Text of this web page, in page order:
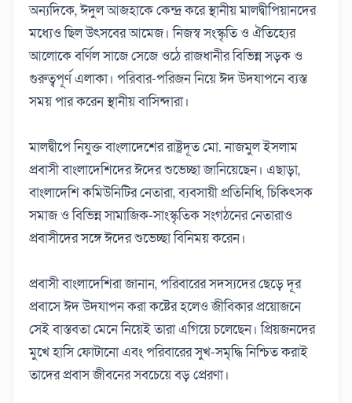
অন্যদিকে, ঈদুল আজহাকে কেন্দ্র করে স্থানীয় মালদ্বীপিয়ানদের
মধ্যেও ছিল উৎসবের আমেজ। নিজস্ব সংস্কৃতি ও ঐতিহ্যের
আলোকে বর্ণিল সাজে সেজে ওঠে রাজধানীর বিভিন্ন সড়ক ও
গুরুত্বপূর্ণ এলাকা। পরিবার-পরিজন নিয়ে ঈদ উদযাপনে ব্যস্ত
সময় পার করেন স্থানীয় বাসিন্দারা।
মালদ্বীপে নিযুক্ত বাংলাদেশের রাষ্ট্রদূত মো. নাজমুল ইসলাম
প্রবাসী বাংলাদেশিদের ঈদের শুভেচ্ছা জানিয়েছেন। এছাড়া,
বাংলাদেশি কমিউনিটির নেতারা, ব্যবসায়ী প্রতিনিধি, চিকিৎসক
সমাজ ও বিভিন্ন সামাজিক-সাংস্কৃতিক সংগঠনের নেতারাও
প্রবাসীদের সঙ্গে ঈদের শুভেচ্ছা বিনিময় করেন।
প্রবাসী বাংলাদেশিরা জানান, পরিবারের সদস্যদের ছেড়ে দূর
প্রবাসে ঈদ উদযাপন করা কষ্টের হলেও জীবিকার প্রয়োজনে
সেই বাস্তবতা মেনে নিয়েই তারা এগিয়ে চলেছেন। প্রিয়জনদের
মুখে হাসি ফোটানো এবং পরিবারের সুখ-সমৃদ্ধি নিশ্চিত করাই
তাদের প্রবাস জীবনের সবচেয়ে বড় প্রেরণা।